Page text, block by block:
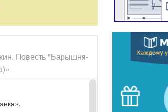
Повесть "Барышня-